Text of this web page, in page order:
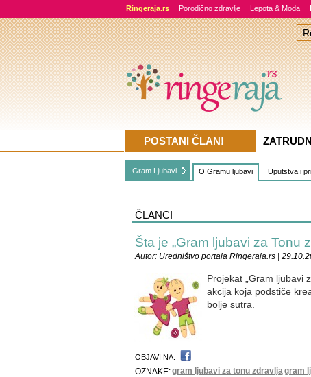
Ringeraja.rs Porodično zdravlje Lepota & Moda
Gram Ljubavi O Gramu ljubavi Uputstva i
ČLANCI
Šta je „Gram ljubavi za Tonu
Autor: Uredništvo portala Ringeraja.rs|
Projekat „Gram ljubavi
akcija koja podstiče
bolje sutra.
OBJAVI NA:
OZNAKE:gram ljubavi za tonu zdravljagram
POSTANI ČLAN!